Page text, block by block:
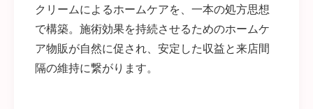
クリームによるホームケアを、一本の処方思想
で構築。施術効果を持続させるためのホームケ
ア物販が自然に促され、安定した収益と来店間
隔の維持に繋がります。